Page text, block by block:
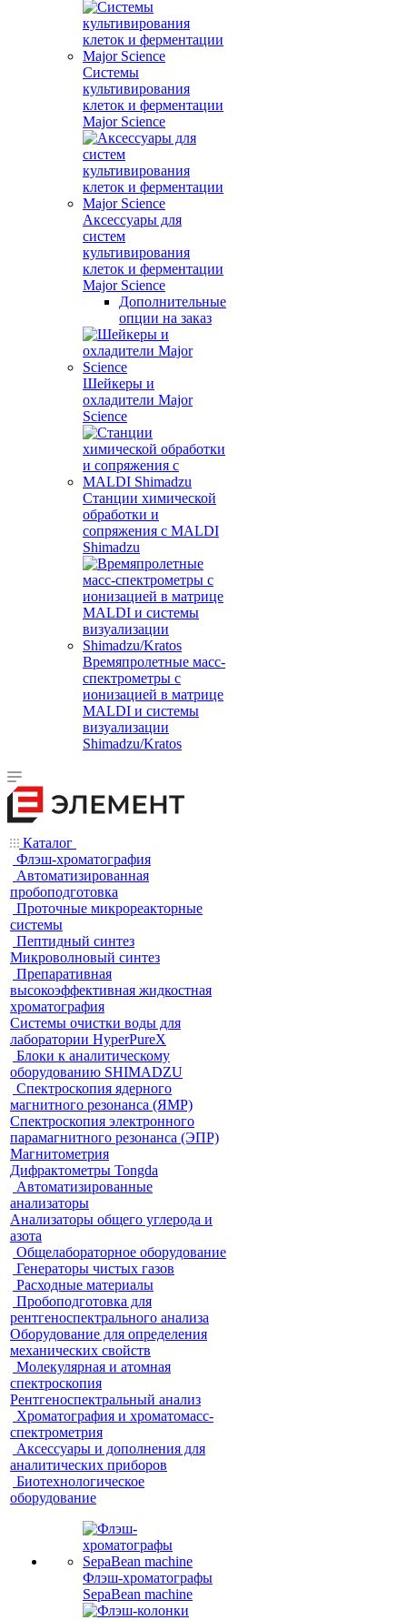
Системы
культивирования
клеток и ферментации
Major Science
Аксессуары для
систем
культивирования
клеток и ферментации
Major Science
Дополнительные
опции на заказ
Шейкеры и
охладители Major
Science
Станции химической
обработки и
сопряжения с MALDI
Shimadzu
Времяпролетные масс-
спектрометры с
ионизацией в матрице
MALDI и системы
визуализации
Shimadzu/Kratos
Каталог
Флэш-хроматография
Автоматизированная
пробоподготовка
Проточные микрореакторные
системы
Пептидный синтез
Микроволновый синтез
Препаративная
высокоэффективная жидкостная
хроматография
Системы очистки воды для
лаборатории HyperPureX
Блоки к аналитическому
оборудованию SHIMADZU
Спектроскопия ядерного
магнитного резонанса (ЯМР)
Спектроскопия электронного
парамагнитного резонанса (ЭПР)
Магнитометрия
Дифрактометры Tongda
Автоматизированные
анализаторы
Анализаторы общего углерода и
азота
Общелабораторное оборудование
Генераторы чистых газов
Расходные материалы
Пробоподготовка для
рентгеноспектрального анализа
Оборудование для определения
механических свойств
Молекулярная и атомная
спектроскопия
Рентгеноспектральный анализ
Хроматография и хроматомасс-
спектрометрия
Аксессуары и дополнения для
аналитических приборов
Биотехнологическое
оборудование
Флэш-хроматографы
SepaBean machine